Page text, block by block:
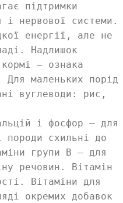
підтримки
і нервової системи.
енергії, але не
Надлишок
— ознака
Для маленьких порід
вуглеводи: рис,
і фосфор — для
породи схильні до
групи B — для
речовин. Вітамін
Вітаміни для
окремих добавок